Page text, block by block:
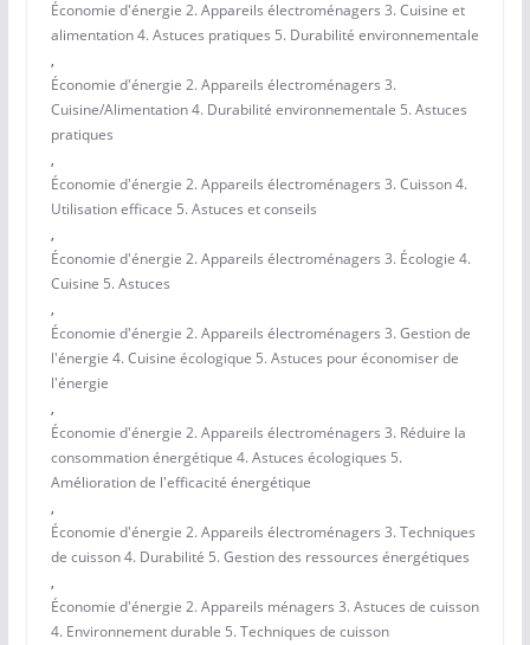
Économie d'énergie 2. Appareils électroménagers 3. Cuisine et
alimentation 4. Astuces pratiques 5. Durabilité environnementale
,
Économie d'énergie 2. Appareils électroménagers 3.
Cuisine/Alimentation 4. Durabilité environnementale 5. Astuces
pratiques
,
Économie d'énergie 2. Appareils électroménagers 3. Cuisson 4.
Utilisation efficace 5. Astuces et conseils
,
Économie d'énergie 2. Appareils électroménagers 3. Écologie 4.
Cuisine 5. Astuces
,
Économie d'énergie 2. Appareils électroménagers 3. Gestion de
l'énergie 4. Cuisine écologique 5. Astuces pour économiser de
l'énergie
,
Économie d'énergie 2. Appareils électroménagers 3. Réduire la
consommation énergétique 4. Astuces écologiques 5.
Amélioration de l'efficacité énergétique
,
Économie d'énergie 2. Appareils électroménagers 3. Techniques
de cuisson 4. Durabilité 5. Gestion des ressources énergétiques
,
Économie d'énergie 2. Appareils ménagers 3. Astuces de cuisson
4. Environnement durable 5. Techniques de cuisson